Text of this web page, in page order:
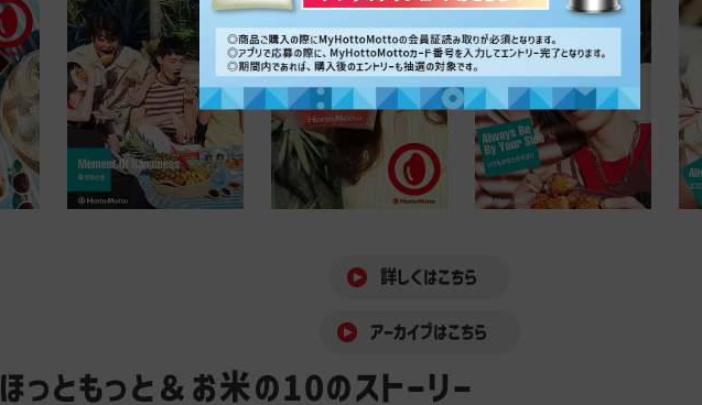
詳しくはこちら
アーカイブはこちら
ほっともっと＆お米の10のストーリー